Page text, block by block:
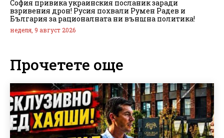
София привика украинския посланик заради
взривения дрон! Русия похвали Румен Радев и
България за рационалната ни външна политика!
неделя, 9 август 2026
Прочетете още